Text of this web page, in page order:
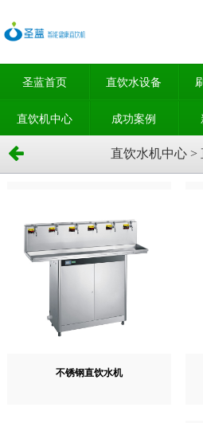
圣蓝首页 直饮水设备
直饮机中心 成功案例
直饮水机中心 >
不锈钢直饮水机